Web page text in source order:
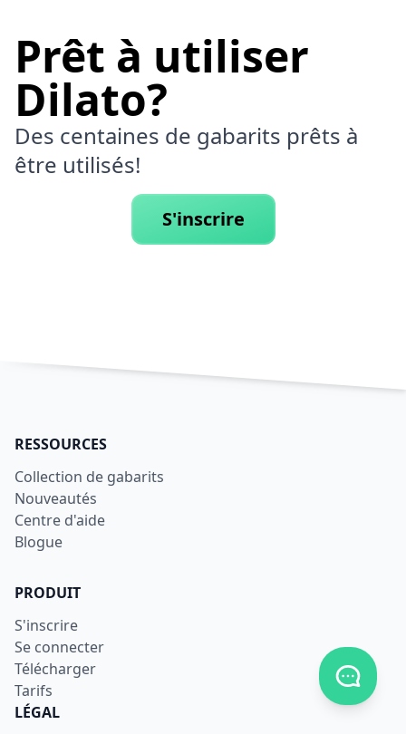
Prêt à utiliser
Dilato?
Des centaines de gabarits prêts à
être utilisés!
S'inscrire
RESSOURCES
Collection de gabarits
Nouveautés
Centre d'aide
Blogue
PRODUIT
S'inscrire
Se connecter
Télécharger
Tarifs
LÉGAL